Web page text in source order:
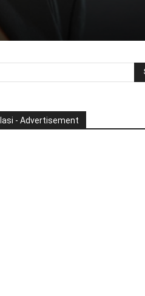
- Advertisement